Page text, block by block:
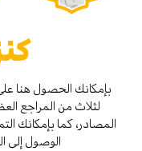
بإمكانك الحصول هنا
لثلاث من المراجع
المصادر، كما بإمكانك
الوصول إلى